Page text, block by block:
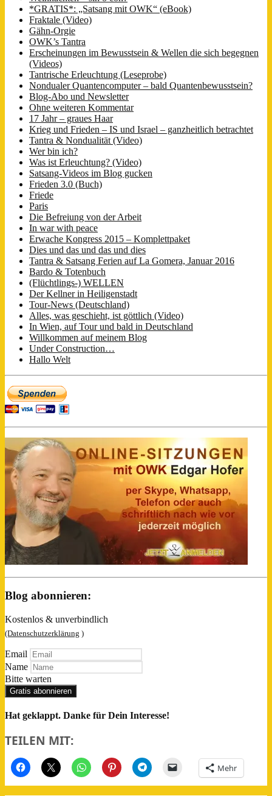
*GRATIS*: „Satsang mit OWK“ (eBook)
Fraktale (Video)
Gähn-Orgie
OWK’s Tantra
Erscheinungen im Bewusstsein & Wellen die sich begegnen
(Videos)
Tantrische Erleuchtung (Leseprobe)
Nondualer Quantencomputer – bald Quantenbewusstsein?
Blog-Abo und Newsletter
Ohne weiteren Kommentar
17 Jahr – graues Haar
Krieg und Frieden – IS und Israel – ganzheitlich betrachtet
Tantra & Nondualität (Video)
Wer bin ich?
Was ist Erleuchtung? (Video)
Satsang-Videos im Blog gucken
Frieden 3.0 (Buch)
Friede
Paris
Die Befreiung von der Arbeit
In war with peace
Erwache Kongress 2015 – Komplettpaket
Dies und das und das und dies
Tantra & Satsang Ferien auf La Gomera, Januar 2016
Bardo & Totenbuch
(Flüchtlings-) WELLEN
Der Kellner in Heiligenstadt
Tour-News (Deutschland)
Alles, was geschieht, ist göttlich (Video)
In Wien, auf Tour und bald in Deutschland
Willkommen auf meinem Blog
Under Construction…
Hallo Welt
Blog abonnieren:
Kostenlos & unverbindlich
(Datenschutzerklärung )
Email
Name
Bitte warten
Gratis abonnieren
Hat geklappt. Danke für Dein Interesse!
TEILEN MIT:
Mehr